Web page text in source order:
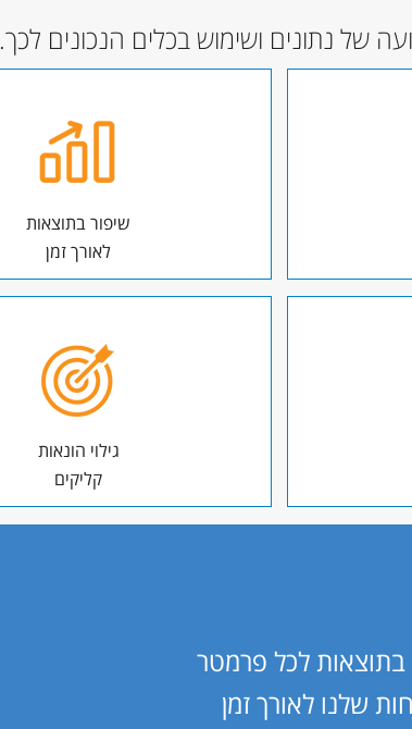
של נתונים ושימוש בכלים הנכונים לכך.
שיפור בתוצאות
לאורך זמן
גילוי הונאות
קליקים
לכל פרמטר
שלנו לאורך זמן